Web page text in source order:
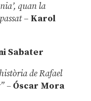
quan la
– Karol
Sabater
de Rafael
–Óscar Mora